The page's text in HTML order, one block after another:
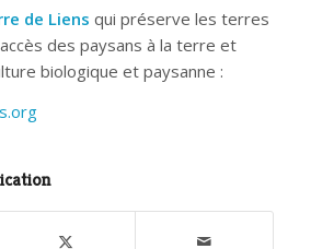
de Liens qui préserve les terres
des paysans à la terre et
biologique et paysanne :